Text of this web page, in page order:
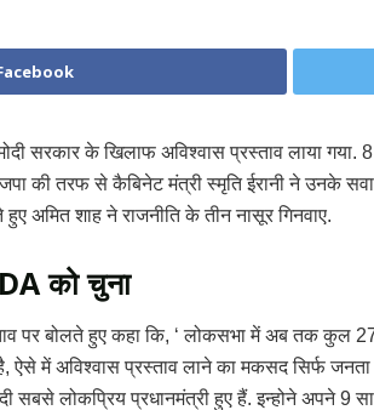
मोदी सरकार के खिलाफ अविश्वास प्रस्ताव लाया
की तरफ से कैबिनेट मंत्री स्मृति ईरानी ने उनके
अमित शाह ने राजनीति के तीन नासूर गिनवाए.
को चुना
पर बोलते हुए कहा कि, ‘ लोकसभा में अब तक कुल
ऐसे में अविश्वास प्रस्ताव लाने का मकसद सिर्फ
सबसे लोकप्रिय प्रधानमंत्री हुए हैं. इन्होने